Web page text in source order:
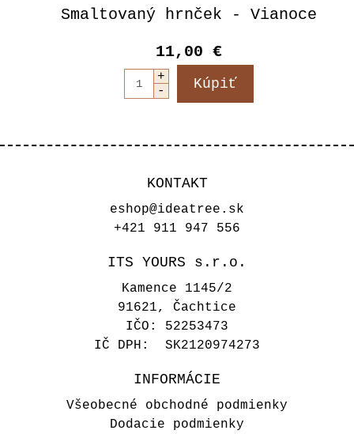
Smaltovaný hrnček - Vianoce
11,00 €
KONTAKT
eshop@ideatree.sk
+421 911 947 556
ITS YOURS s.r.o.
Kamence 1145/2
91621, Čachtice
IČO: 52253473
IČ DPH: SK2120974273
INFORMÁCIE
Všeobecné obchodné podmienky
Dodacie podmienky